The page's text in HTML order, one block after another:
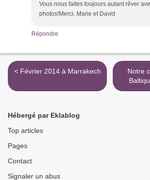
Vous nous faites toujours autant rêver
photos!Merci, Marie et David
Répondre
< Février 2014 à Marrakech
Notre
Hébergé par Eklablog
Top articles
Pages
Contact
Signaler un abus